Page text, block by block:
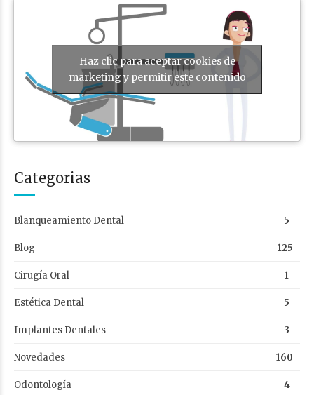
Haz clic para aceptar cookies de
marketing y permitir este contenido
Categorias
Blanqueamiento Dental 5
Blog 125
Cirugía Oral 1
Estética Dental 5
Implantes Dentales 3
Novedades 160
Odontología 4